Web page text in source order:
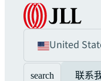
United
search 联系